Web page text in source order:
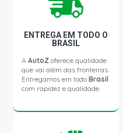
LA1313 STD CAMINHAO
LA2013 STD CAMINHAO
1983)
LA2213 STD CAMINHAO
ENTREGA EM TODO O
BRASIL
AAutoZ oferece qualidade
que vai além das fronteiras.
Entregamos em todoBrasil
com rapidez e qualidade.